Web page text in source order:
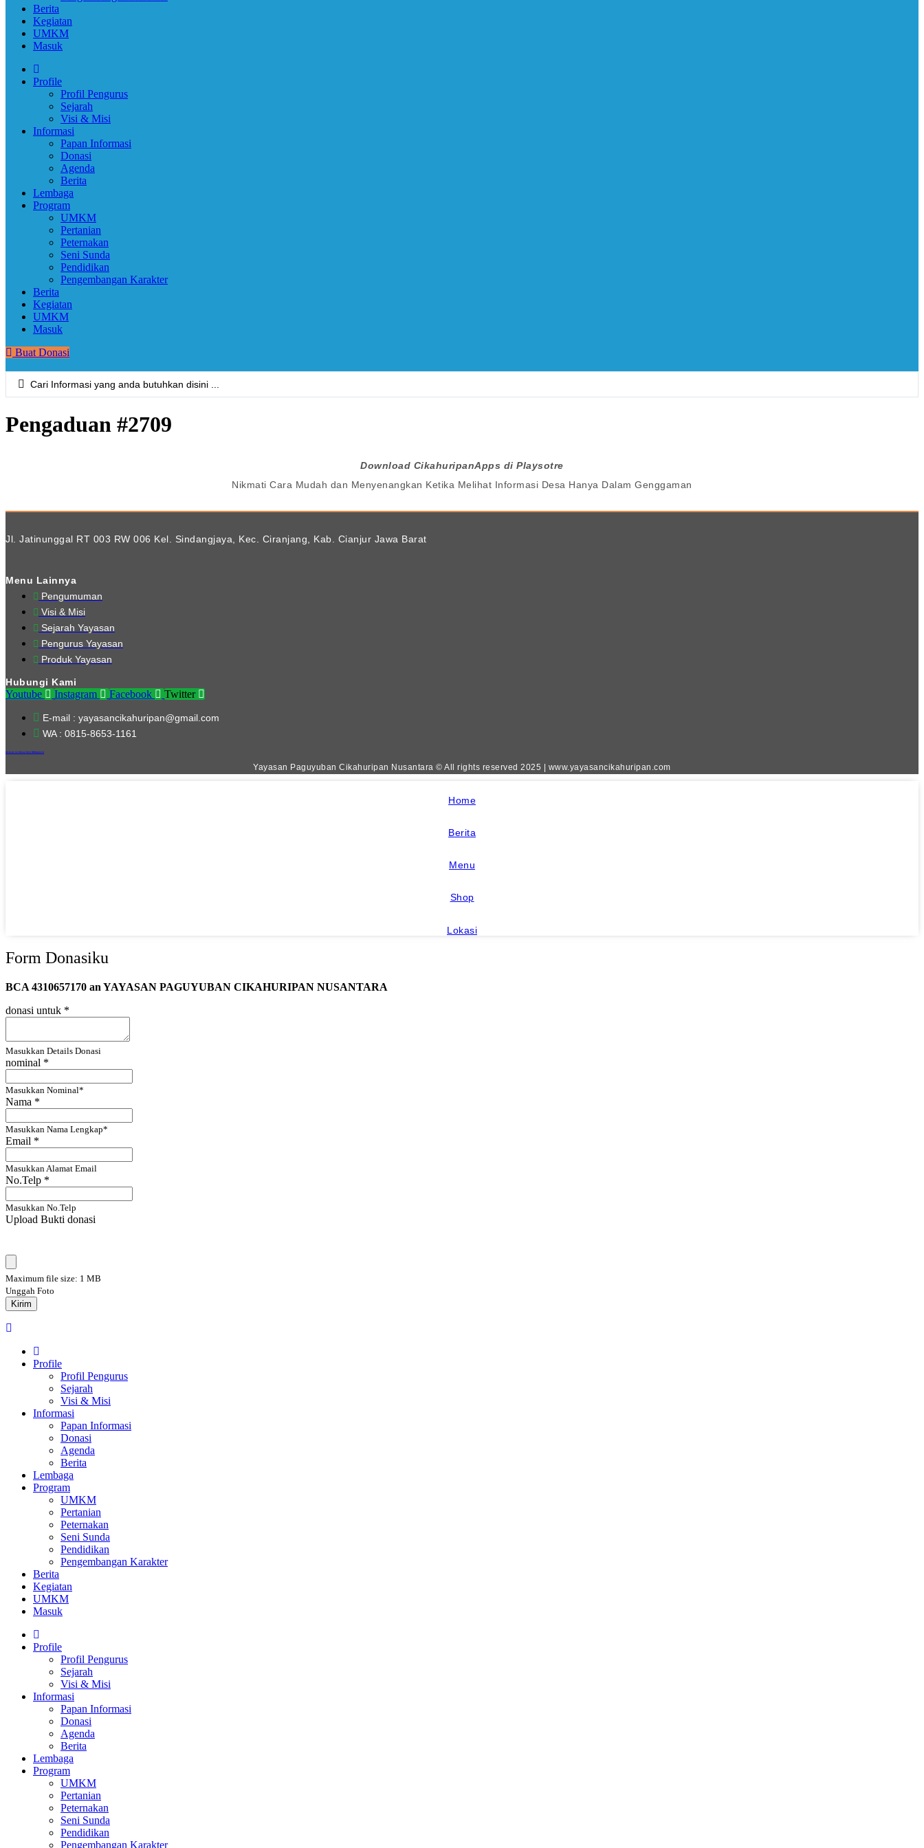
Berita
Kegiatan
UMKM
Masuk
Profile
Profil Pengurus
Sejarah
Visi & Misi
Informasi
Papan Informasi
Donasi
Agenda
Berita
Lembaga
Program
UMKM
Pertanian
Peternakan
Seni Sunda
Pendidikan
Pengembangan Karakter
Berita
Kegiatan
UMKM
Masuk
Buat Donasi
Pengaduan #2709
Download CikahuripanApps di Playsotre
Nikmati Cara Mudah dan Menyenangkan Ketika Melihat Informasi Desa Hanya Dalam Genggaman
Jl. Jatinunggal RT 003 RW 006 Kel. Sindangjaya, Kec. Ciranjang, Kab. Cianjur Jawa Barat
Menu Lainnya
Pengumuman
Visi & Misi
Sejarah Yayasan
Pengurus Yayasan
Produk Yayasan
Hubungi Kami
Youtube Instagram Facebook Twitter
E-mail : yayasancikahuripan@gmail.com
WA : 0815-8653-1161
Website Ini Dibuat Oleh RRDigital.id
Yayasan Paguyuban Cikahuripan Nusantara © All rights reserved 2025 | www.yayasancikahuripan.com
Home
Berita
Menu
Shop
Lokasi
Form Donasiku
BCA 4310657170 an YAYASAN PAGUYUBAN CIKAHURIPAN NUSANTARA
donasi untuk *
Masukkan Details Donasi
nominal *
Masukkan Nominal*
Nama *
Masukkan Nama Lengkap*
Email *
Masukkan Alamat Email
No.Telp *
Masukkan No.Telp
Upload Bukti donasi
Maximum file size: 1 MB
Unggah Foto
Kirim
Profile
Profil Pengurus
Sejarah
Visi & Misi
Informasi
Papan Informasi
Donasi
Agenda
Berita
Lembaga
Program
UMKM
Pertanian
Peternakan
Seni Sunda
Pendidikan
Pengembangan Karakter
Berita
Kegiatan
UMKM
Masuk
Profile
Profil Pengurus
Sejarah
Visi & Misi
Informasi
Papan Informasi
Donasi
Agenda
Berita
Lembaga
Program
UMKM
Pertanian
Peternakan
Seni Sunda
Pendidikan
Pengembangan Karakter